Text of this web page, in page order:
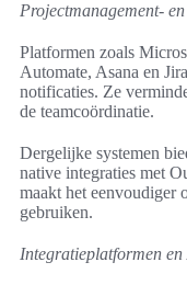
Projectmanagement-
Platformen zoals
Automate, Asana en
notificaties. Ze
de teamcoördinatie.
Dergelijke systemen
native integraties met
maakt het eenvoudiger
gebruiken.
Integratieplatformen